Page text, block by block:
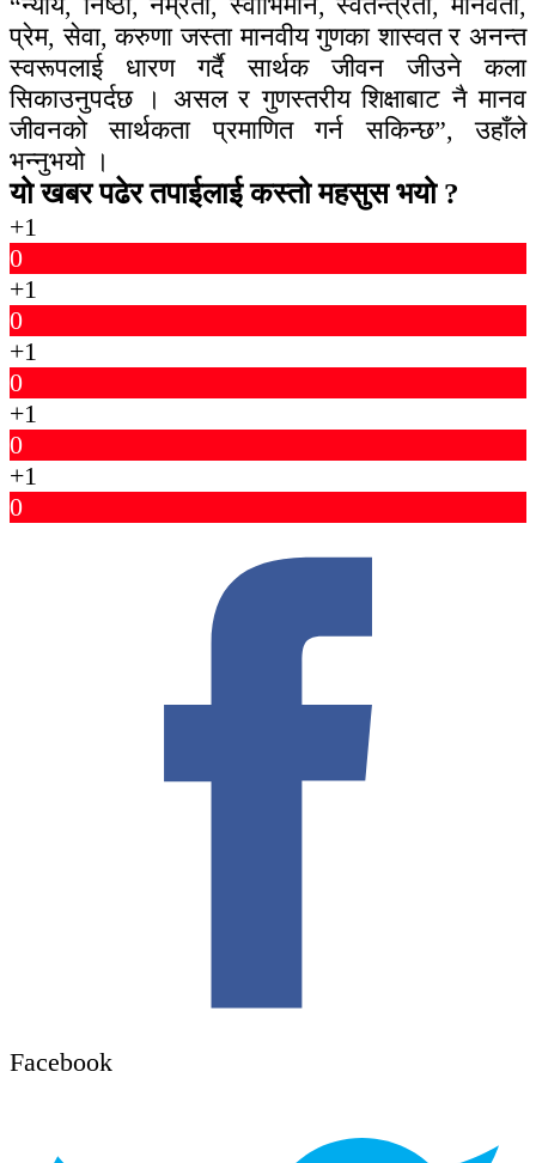
प्रेम, सेवा, करुणा जस्ता मानवीय गुणका शास्वत र अनन्त
स्वरूपलाई धारण गर्दै सार्थक जीवन जीउने कला
सिकाउनुपर्दछ । असल र गुणस्तरीय शिक्षाबाट नै मानव
जीवनको सार्थकता प्रमाणित गर्न सकिन्छ”, उहाँले
भन्नुभयो ।
यो खबर पढेर तपाईलाई कस्तो महसुस भयो ?
+1
0
+1
0
+1
0
+1
0
+1
0
Facebook